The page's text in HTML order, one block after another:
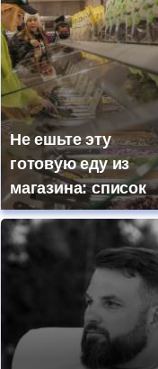
Не ешьте эту
готовую еду из
магазина: список